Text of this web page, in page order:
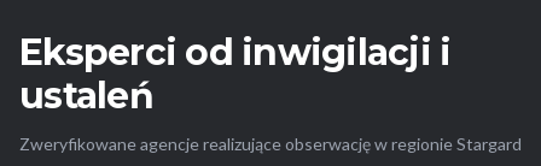
Eksperci od inwigilacji i
ustaleń
Zweryfikowane agencje realizujące obserwację w regionie Stargard